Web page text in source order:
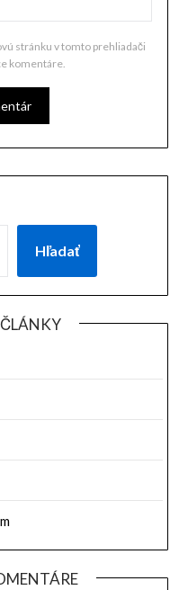
stránku v tomto prehliadači
komentáre.
Hľadať